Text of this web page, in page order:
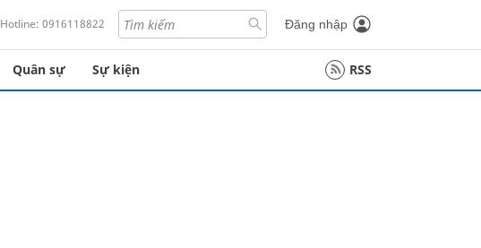
Hotline: 0916118822 Đăng nhập
Quân sự Sự kiện RSS